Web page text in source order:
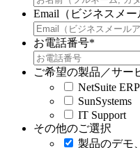
Email（ビジネスメー
お電話番号*
ご希望の製品／サー
NetSuite ERP
SunSystems
IT Support
その他のご選択
製品のデモ